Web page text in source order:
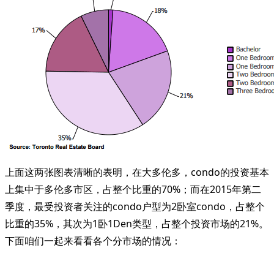
上面这两张图表清晰的表明，在大多伦多，condo的投资基本
上集中于多伦多市区，占整个比重的70%；而在2015年第二
季度，最受投资者关注的condo户型为2卧室condo，占整个
比重的35%，其次为1卧1Den类型，占整个投资市场的21%。
下面咱们一起来看看各个分市场的情况：